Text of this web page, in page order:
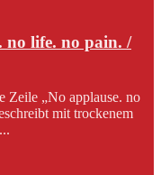
no life. no pain. /
Zeile „No applause. no
mit trockenem